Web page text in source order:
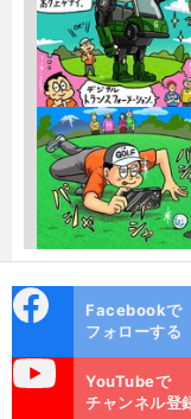
ok
Facebookで
フォローする
YouTubeで
チャンネル登